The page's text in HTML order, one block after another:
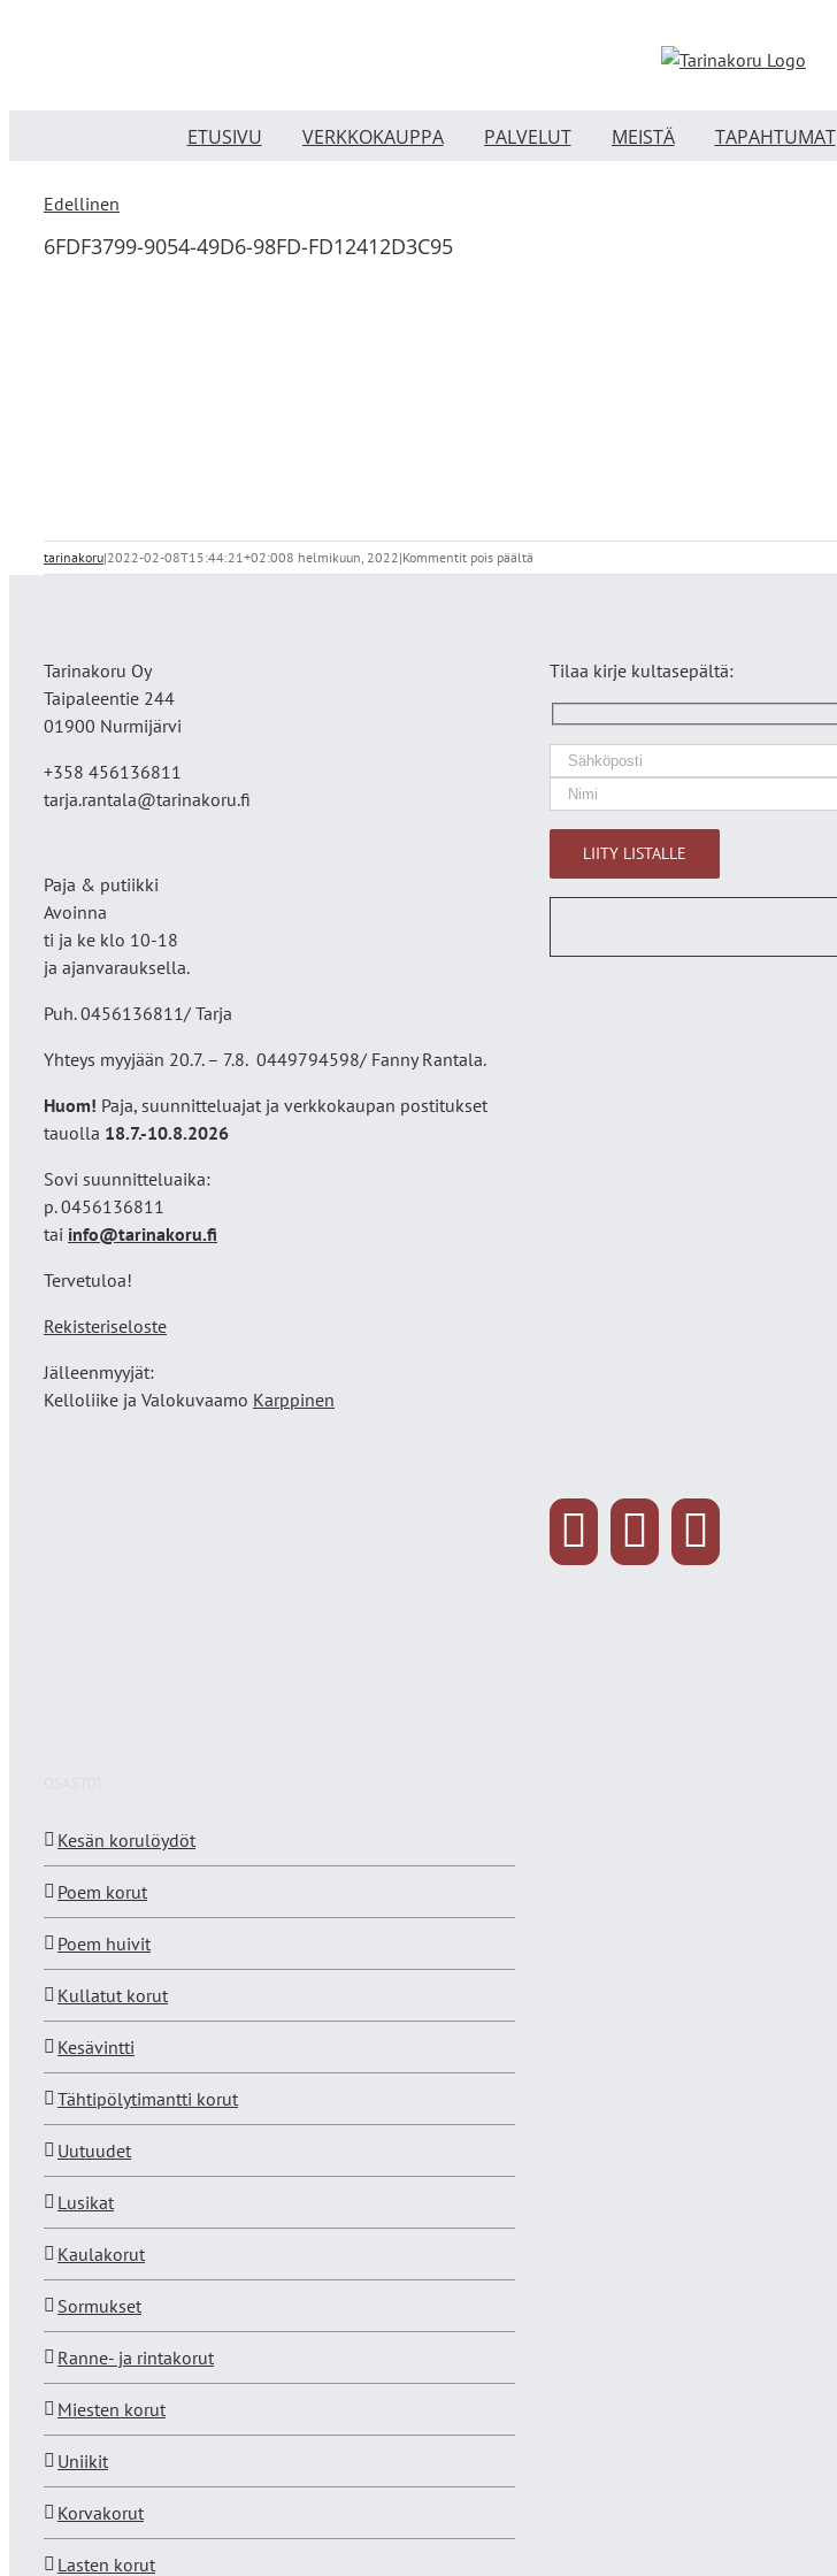
ETUSIVU VERKKOKAUPPA PALVELUT MEISTÄ TAPAHTUMAT
Edellinen
6FDF3799-9054-49D6-98FD-FD12412D3C95
tarinakoru|2022-02-08T15:44:21+02:008 helmikuun, 2022|Kommentit pois päältä
6FDF3799-
Tarinakoru Oy
Taipaleentie 244
01900 Nurmijärvi
+358 456136811
tarja.rantala@tarinakoru.fi
Paja & putiikki
Avoinna
ti ja ke klo 10-18
ja ajanvarauksella.
Puh. 0456136811/ Tarja
Yhteys myyjään 20.7. – 7.8. 0449794598/ Fanny Rantala.
Huom! Paja, suunnitteluajat ja verkkokaupan postitukset
tauolla 18.7.-10.8.2026
Sovi suunnitteluaika:
p. 0456136811
tai info@tarinakoru.fi
Tervetuloa!
Rekisteriseloste
Jälleenmyyjät:
Kelloliike ja Valokuvaamo Karppinen
Kesän korulöydöt
Poem korut
Poem huivit
Kullatut korut
Kesävintti
Tähtipölytimantti korut
Uutuudet
Lusikat
Kaulakorut
Sormukset
Ranne- ja rintakorut
Miesten korut
Uniikit
Korvakorut
Lasten korut
Tilaa kirje kultasepältä: